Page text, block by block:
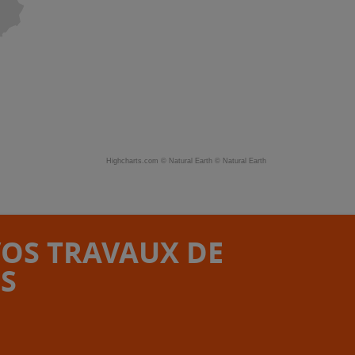
Highcharts.com © Natural Earth © Natural Earth
TRAVAUX DE